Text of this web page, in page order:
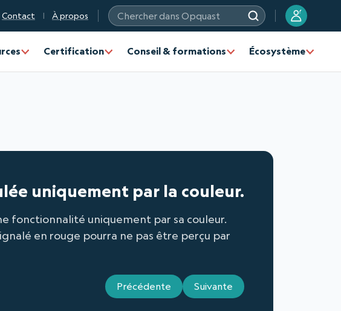
Contact À propos
Chercher dans Opquast
?
Certification Conseil & formations Écosystème
uniquement par la couleur.
fonctionnalité uniquement par sa couleur.
en rouge pourra ne pas être perçu par
Précédente Suivante